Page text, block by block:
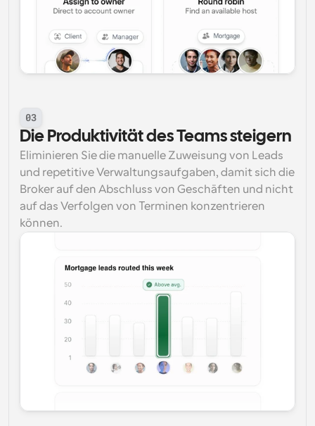
03
Die Produktivität des Teams steigern
Eliminieren Sie die manuelle Zuweisung von Leads
und repetitive Verwaltungsaufgaben, damit sich die
Broker auf den Abschluss von Geschäften und nicht
auf das Verfolgen von Terminen konzentrieren
können.